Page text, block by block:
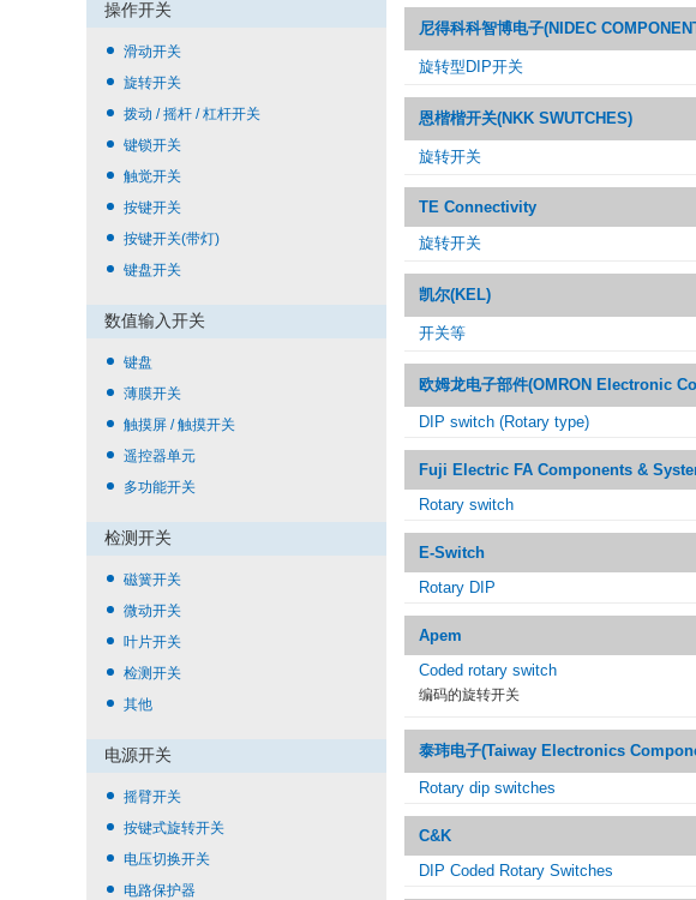
操作开关
滑动开关
旋转开关
拨动 / 摇杆 / 杠杆开关
键锁开关
触觉开关
按键开关
按键开关(带灯)
键盘开关
数值输入开关
键盘
薄膜开关
触摸屏 / 触摸开关
遥控器单元
多功能开关
检测开关
磁簧开关
微动开关
叶片开关
检测开关
其他
电源开关
摇臂开关
按键式旋转开关
电压切换开关
电路保护器
尼得科科智博电子(NIDEC
旋转型DIP开关
恩楷楷开关(NKK SWUTCHES)
旋转开关
TE Connectivity
旋转开关
凯尔(KEL)
开关等
欧姆龙电子部件(OMRON Electronic
DIP switch (Rotary type)
Fuji Electric FA Components &
Rotary switch
E-Switch
Rotary DIP
Apem
Coded rotary switch
编码的旋转开关
泰玮电子(Taiway Electronics
Rotary dip switches
C&K
DIP Coded Rotary Switches